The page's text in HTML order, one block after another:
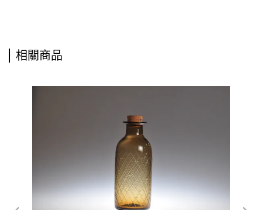
相關商品